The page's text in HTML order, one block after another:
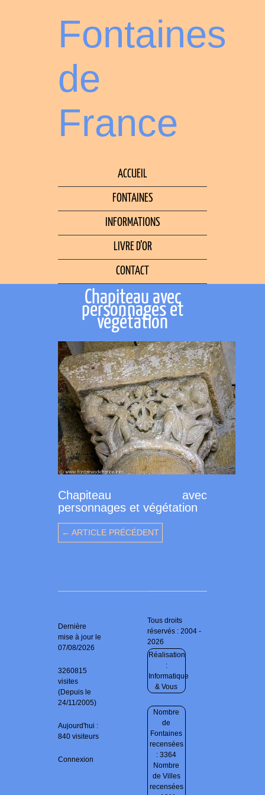
Fontaines
de
France
ACCUEIL
FONTAINES
INFORMATIONS
LIVRE D’OR
CONTACT
Chapiteau avec
personnages et
végétation
Chapiteau avec
personnages et végétation
← ARTICLE PRÉCÉDENT
Dernière
mise à jour le
07/08/2026
3260815
visites
(Depuis le
24/11/2005)
Aujourd'hui :
840 visiteurs
Connexion
Tous droits
réservés : 2004 -
2026
Réalisation
:
Informatique
& Vous
Nombre
de
Fontaines
recensées
: 3364
Nombre
de Villes
recensées